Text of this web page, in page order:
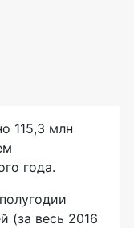
115,3 млн
года.
(за весь 2016